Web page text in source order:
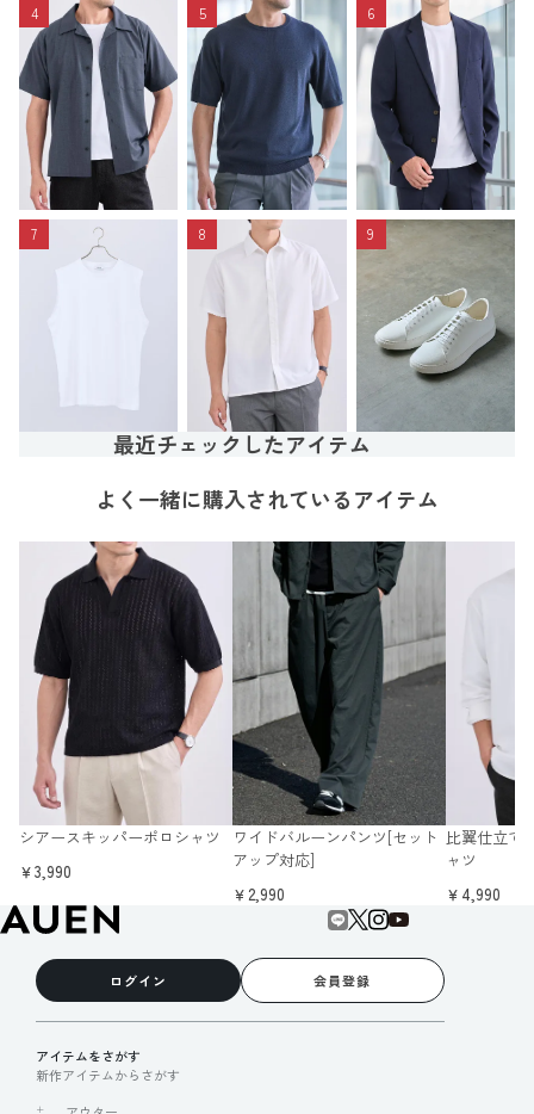
4 5 6
7 8 9
最近チェックしたアイテム
よく一緒に購入されているアイテム
シアースキッパーポロシャツ
￥3,990
ワイドバルーンパンツ[セット
アップ対応]
￥2,990
比翼仕立て
ャツ
￥4,990
ログイン 会員登録
アイテムをさがす
新作アイテムからさがす